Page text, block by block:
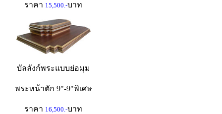
ราคา 15,500.-บาท
บัลลังก์พระแบบย่อมุม
พระหน้าตัก 9"-9"พิเศษ
ราคา 16,500.-บาท